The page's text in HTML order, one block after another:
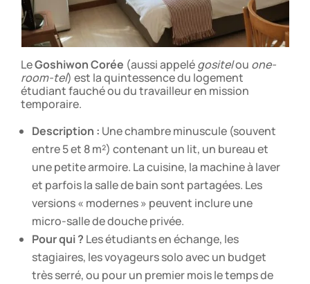
LeGoshiwon Corée (aussi appelégositelou one-
room-tel) est la quintessence du logement
étudiant fauché ou du travailleur en mission
temporaire.
Description : Une chambre minuscule (souvent
entre 5 et 8 m²) contenant un lit, un bureau et
une petite armoire. La cuisine, la machine à laver
et parfois la salle de bain sont partagées. Les
versions « modernes » peuvent inclure une
micro-salle de douche privée.
Pour qui ? Les étudiants en échange, les
stagiaires, les voyageurs solo avec un budget
très serré, ou pour un premier mois le temps de